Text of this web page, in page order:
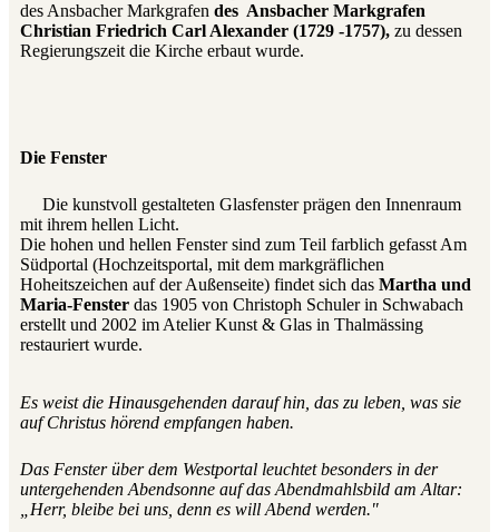
des Ansbacher Markgrafen des Ansbacher Markgrafen
Christian Friedrich Carl Alexander (1729 -1757), zu dessen
Regierungszeit die Kirche erbaut wurde.
Die Fenster
Die kunstvoll gestalteten Glasfenster prägen den Innenraum
mit ihrem hellen Licht.
Die hohen und hellen Fenster sind zum Teil farblich gefasst Am
Südportal (Hochzeitsportal, mit dem markgräflichen
Hoheitszeichen auf der Außenseite) findet sich das Martha und
Maria-Fenster das 1905 von Christoph Schuler in Schwabach
erstellt und 2002 im Atelier Kunst & Glas in Thalmässing
restauriert wurde.
Es weist die Hinausgehenden darauf hin, das zu leben, was sie
auf Christus hörend empfangen haben.
Das Fenster über dem Westportal leuchtet besonders in der
untergehenden Abendsonne auf das Abendmahlsbild am Altar:
„Herr, bleibe bei uns, denn es will Abend werden."